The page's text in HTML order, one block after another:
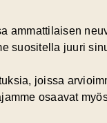
ammattilaisen
suositella juuri
joissa
osaavat